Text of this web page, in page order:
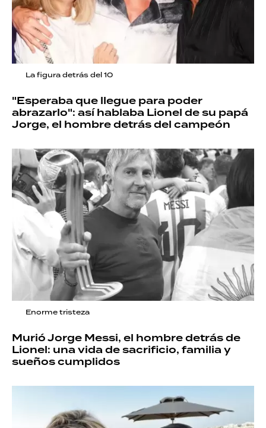
La figura detrás del 10
"Esperaba que llegue para poder
abrazarlo": así hablaba Lionel de su papá
Jorge, el hombre detrás del campeón
Enorme tristeza
Murió Jorge Messi, el hombre detrás de
Lionel: una vida de sacrificio, familia y
sueños cumplidos